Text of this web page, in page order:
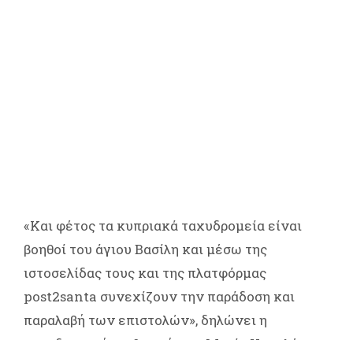
«Και φέτος τα κυπριακά ταχυδρομεία είναι
βοηθοί του άγιου Βασίλη και μέσω της
ιστοσελίδας τους και της πλατφόρμας
post2santa συνεχίζουν την παράδοση και
παραλαβή των επιστολών», δηλώνει η